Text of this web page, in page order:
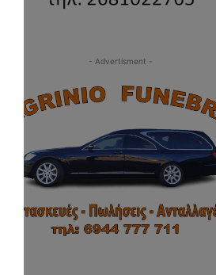
- Advertisment -